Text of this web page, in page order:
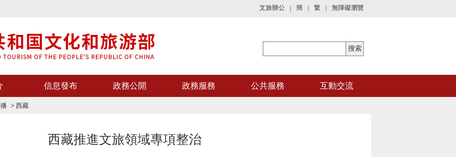
文旅辦公 | 簡 | 繁 | 無障礙瀏覽
信息發布 政務公開 政務服務 公共服務 互動交流
> 西藏
西藏推進文旅領域專項整治